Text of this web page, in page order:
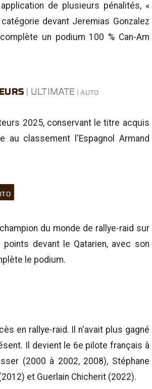
de plusieurs pénalités, «
devant Jeremias Gonzalez
un podium 100 % Can-Am
| ULTIMATE
2025, conservant le titre acquis
au classement l'Espagnol Armand
du monde de rallye-raid sur
devant le Qatarien, avec son
le podium.
en rallye-raid. Il n'avait plus gagné
Il devient le 6e pilote français à
(2000 à 2002, 2008), Stéphane
et Guerlain Chicherit (2022).